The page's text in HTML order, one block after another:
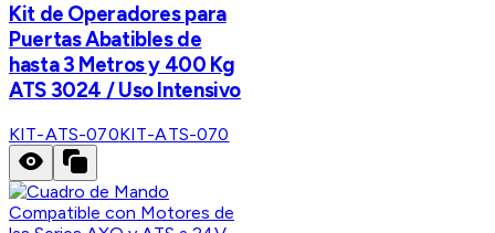
Kit de Operadores para
Puertas Abatibles de
hasta 3 Metros y 400 Kg
ATS 3024 / Uso Intensivo
KIT-ATS-070KIT-ATS-070